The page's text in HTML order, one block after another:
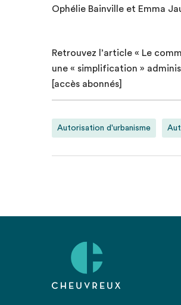
Ophélie Bainville et Emma
Retrouvez l’article « Le
une « simplification »
[accès abonnés]
Autorisation d'urbanisme